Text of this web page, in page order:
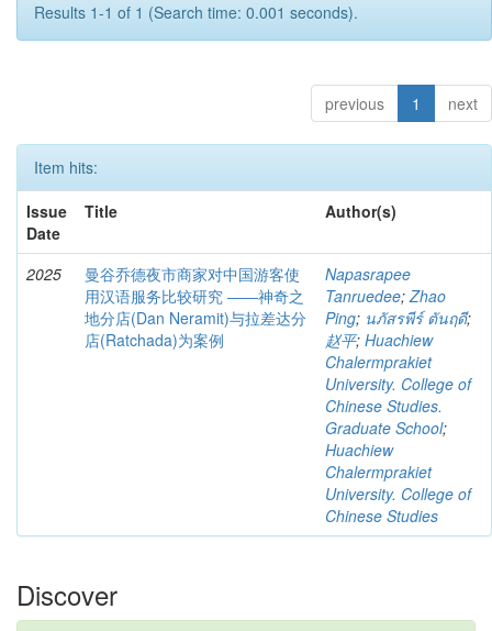
Results 1-1 of 1 (Search time: 0.001 seconds).
previous 1 next
Item hits:
Issue
Date
Title Author(s)
2025
曼谷乔德夜市商家对中国游客使
用汉语服务比较研究 ――神奇之
地分店(Dan Neramit)与拉差达分
店(Ratchada)为案例
Napasrapee
Tanruedee;Zhao
Ping; นภัสรพีร์ ตันฤดี;
赵平; Huachiew
Chalermprakiet
University. College of
Chinese Studies.
Graduate School;
Huachiew
Chalermprakiet
University. College of
Chinese Studies
Discover